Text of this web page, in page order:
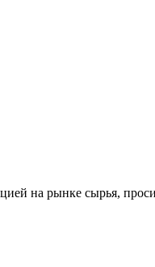
на рынке сырья,